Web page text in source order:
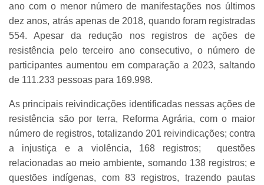
ano com o menor número de manifestações nos últimos
dez anos, atrás apenas de 2018, quando foram registradas
554. Apesar da redução nos registros de ações de
resistência pelo terceiro ano consecutivo, o número de
participantes aumentou em comparação a 2023, saltando
de 111.233 pessoas para 169.998.
As principais reivindicações identificadas nessas ações de
resistência são por terra, Reforma Agrária, com o maior
número de registros, totalizando 201 reivindicações; contra
a injustiça e a violência, 168 registros; questões
relacionadas ao meio ambiente, somando 138 registros; e
questões indígenas, com 83 registros, trazendo pautas